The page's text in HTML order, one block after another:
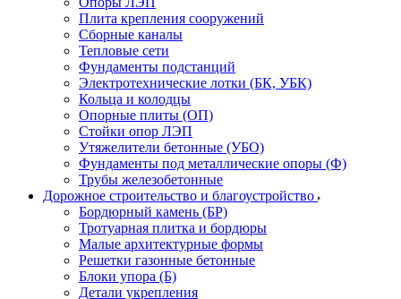
Плита крепления сооружений
Сборные каналы
Тепловые сети
Фундаменты подстанций
Электротехнические лотки (БК, УБК)
Кольца и колодцы
Опорные плиты (ОП)
Стойки опор ЛЭП
Утяжелители бетонные (УБО)
Фундаменты под металлические опоры (Ф)
Трубы железобетонные
Дорожное строительство и благоустройство
Бордюрный камень (БР)
Тротуарная плитка и бордюры
Малые архитектурные формы
Решетки газонные бетонные
Блоки упора (Б)
Детали укрепления